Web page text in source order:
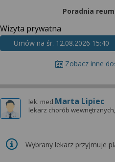
Poradnia
Wizyta prywatna
Umów na śr. 12.08.2026 15:40
Zobacz inne
lek. med.Marta Lipiec
lekarz chorób
Wybrany lekarz przyjmuje